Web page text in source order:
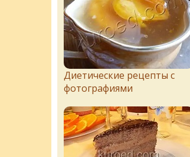
Диетические рецепты с
фотографиями